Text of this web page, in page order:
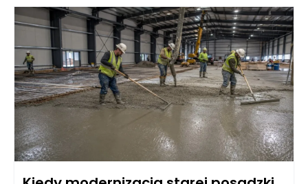
możliwość zainwestowania w nowoczesne urządzenia bez
konieczności angażowania znacznych środków finansowych
z chwilą zakupu. Po pierwsze, leasing maszyn czyszczących
przyczynia się do znacznej redukcji początkowych wydatków,
co zwłaszcza w przypadku małych i średnich przedsiębiorstw,
które operują w ograniczonym budżecie, może stanowić
cenny atut.